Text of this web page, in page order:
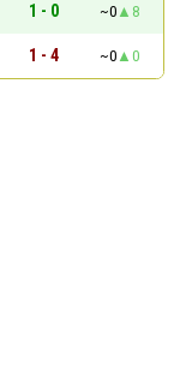
1 - 0 ~0
8
1 - 4 ~0 0